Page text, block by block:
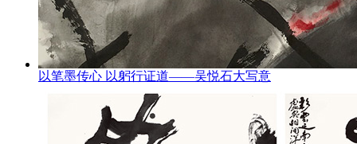
以笔墨传心 以躬行证道——吴悦石大写意